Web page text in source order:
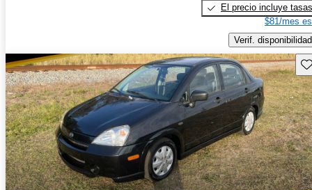
El precio incluye tasas
$81/mes
Verif. disponibilidad